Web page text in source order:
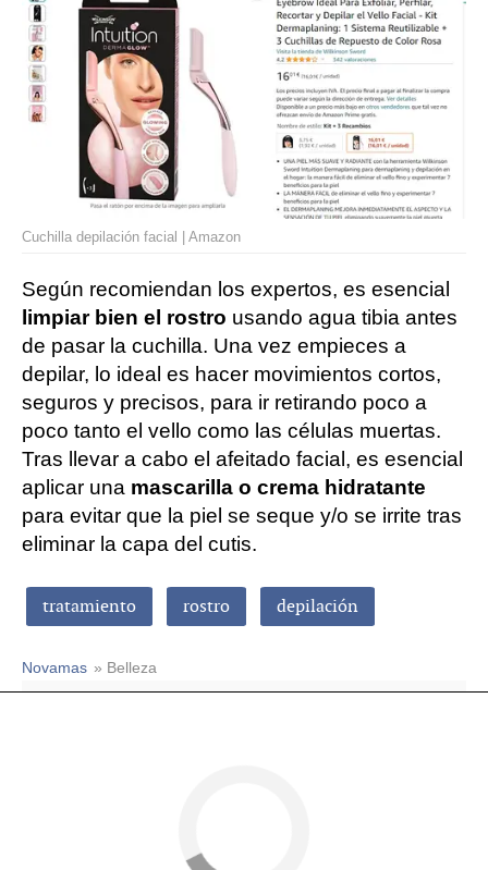
Cuchilla depilación facial | Amazon
Según recomiendan los expertos, es esencial
limpiar bien el rostro usando agua tibia antes
de pasar la cuchilla. Una vez empieces a
depilar, lo ideal es hacer movimientos cortos,
seguros y precisos, para ir retirando poco a
poco tanto el vello como las células muertas.
Tras llevar a cabo el afeitado facial, es esencial
aplicar una mascarilla o crema hidratante
para evitar que la piel se seque y/o se irrite tras
eliminar la capa del cutis.
tratamiento rostro depilación
Novamas » Belleza